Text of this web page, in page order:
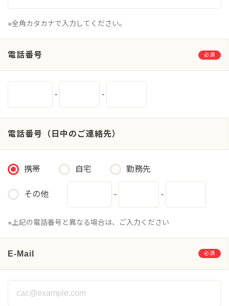
※全角カタカナで入力してください。
電話番号 必須
- -
電話番号（日中のご連絡先）
携帯 自宅 勤務先
その他 - -
※上記の電話番号と異なる場合は、ご入力ください
E-Mail 必須